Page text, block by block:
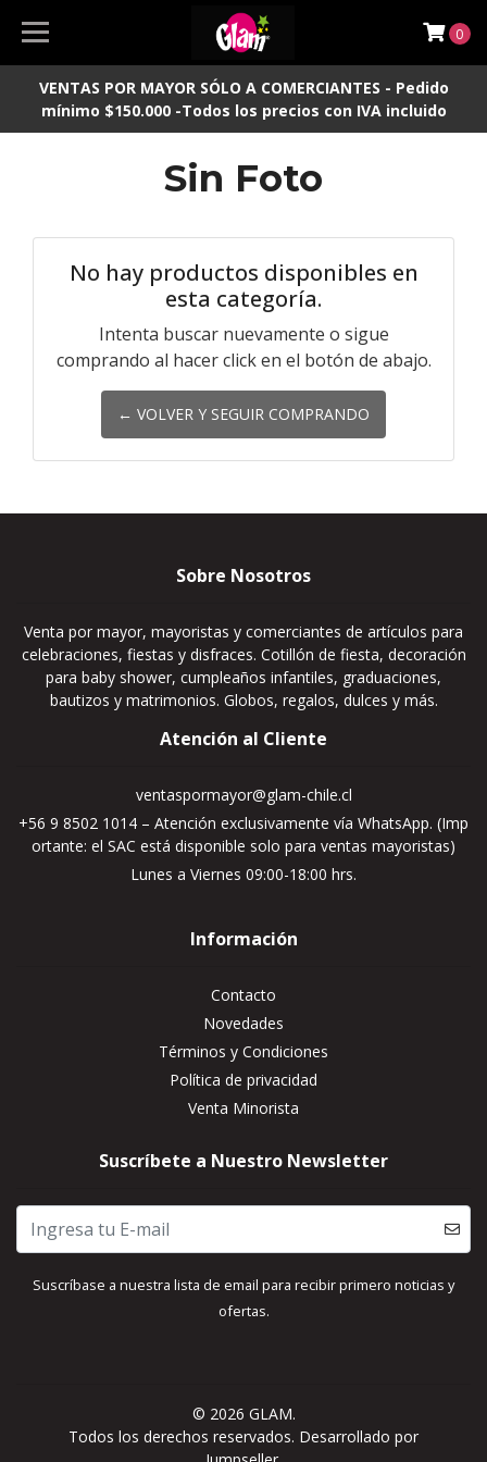
VENTAS POR MAYOR SÓLO A COMERCIANTES - Pedido
mínimo $150.000 -Todos los precios con IVA incluido
0
Sin Foto
No hay productos disponibles en
esta categoría.
Intenta buscar nuevamente o sigue
comprando al hacer click en el botón de abajo.
← VOLVER Y SEGUIR COMPRANDO
Sobre Nosotros
Venta por mayor, mayoristas y comerciantes de artículos para
celebraciones, fiestas y disfraces. Cotillón de fiesta, decoración
para baby shower, cumpleaños infantiles, graduaciones,
bautizos y matrimonios. Globos, regalos, dulces y más.
Atención al Cliente
ventaspormayor@glam-chile.cl
+56 9 8502 1014 – Atención exclusivamente vía WhatsApp. (Imp
ortante: el SAC está disponible solo para ventas mayoristas)
Lunes a Viernes 09:00-18:00 hrs.
Información
Contacto
Novedades
Términos y Condiciones
Política de privacidad
Venta Minorista
Suscríbete a Nuestro Newsletter
Suscríbase a nuestra lista de email para recibir primero noticias y
ofertas.
© 2026 GLAM.
Todos los derechos reservados. Desarrollado por